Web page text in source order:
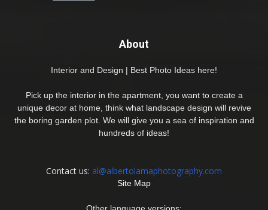
About
Interior and Design | Best Photo Ideas here!
Pick up the interior in the apartment, you want to create a
unique decor at home, think what landscape design will revive
the boring garden plot. We will give you a sea of inspiration and
hundreds of ideas!
Contact us: al@albertolamaphotography.com
Site Map
Other language versions: